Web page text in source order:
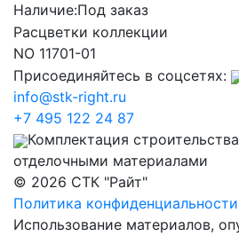
Наличие:Под заказ
Расцветки коллекции
NO 11701-01
Присоединяйтесь в соцсетях:
info@stk-right.ru
+7 495 122 24 87
Комплектация строительства
отделочными материалами
© 2026 СТК "Райт"
Политика конфиденциальности
Использование материалов,